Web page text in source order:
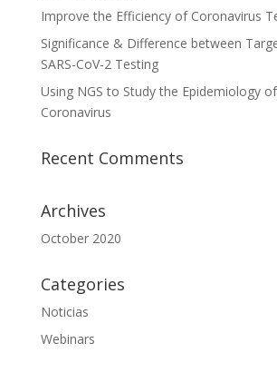
Improve the Efficiency of Coronavirus
Significance & Difference between
SARS-CoV-2 Testing
Using NGS to Study the Epidemiology
Coronavirus
Recent Comments
Archives
October 2020
Categories
Noticias
Webinars